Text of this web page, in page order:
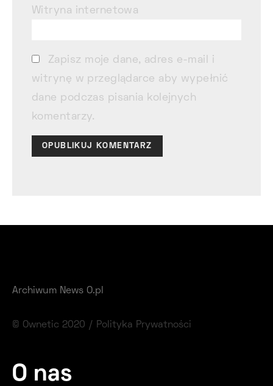
Witryna internetowa
Zapisz moje dane, adres e-mail i
witrynę w przeglądarce aby wypełnić
dane podczas pisania kolejnych
komentarzy.
Archiwum News O.pl
© Ownetic 2020 / Polityka Prywatności
O nas